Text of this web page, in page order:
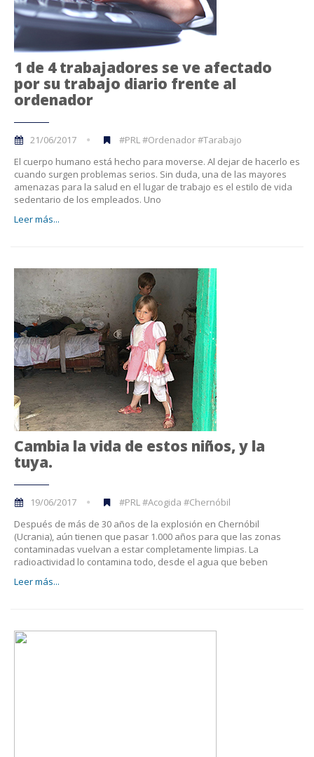
1 de 4 trabajadores se ve afectado
por su trabajo diario frente al
ordenador
21/06/2017
#PRL #Ordenador #Tarabajo
El cuerpo humano está hecho para moverse. Al dejar de hacerlo es
cuando surgen problemas serios. Sin duda, una de las mayores
amenazas para la salud en el lugar de trabajo es el estilo de vida
sedentario de los empleados. Uno
Leer más...
Cambia la vida de estos niños, y la
tuya.
19/06/2017
#PRL #Acogida #Chernóbil
Después de más de 30 años de la explosión en Chernóbil
(Ucrania), aún tienen que pasar 1.000 años para que las zonas
contaminadas vuelvan a estar completamente limpias. La
radioactividad lo contamina todo, desde el agua que beben
Leer más...